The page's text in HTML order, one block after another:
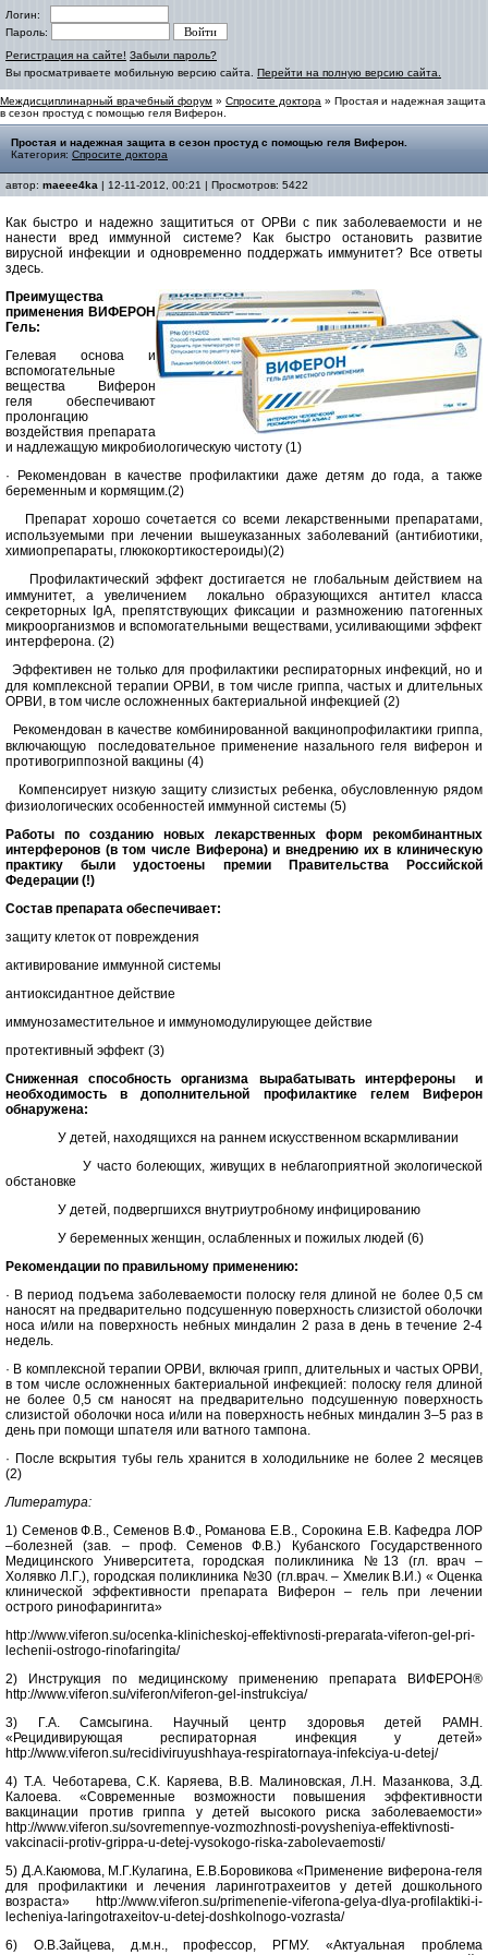
Логин:
Пароль:
Регистрация на сайте! Забыли пароль?
Вы просматриваете мобильную версию сайта. Перейти на полную версию сайта.
Междисциплинарный врачебный форум » Спросите доктора » Простая и надежная защита
в сезон простуд с помощью геля Виферон.
Простая и надежная защита в сезон простуд с помощью геля Виферон.
Категория: Спросите доктора
автор: maeee4ka | 12-11-2012, 00:21 | Просмотров: 5422
Как быстро и надежно защититься от ОРВи с пик заболеваемости и не
нанести вред иммунной системе? Как быстро остановить развитие
вирусной инфекции и одновременно поддержать иммунитет? Все ответы
здесь.
Преимущества
применения ВИФЕРОН
Гель:
Гелевая основа и
вспомогательные
вещества Виферон
геля обеспечивают
пролонгацию
воздействия препарата
и надлежащую микробиологическую чистоту (1)
· Рекомендован в качестве профилактики даже детям до года, а также
беременным и кормящим.(2)
Препарат хорошо сочетается со всеми лекарственными препаратами,
используемыми при лечении вышеуказанных заболеваний (антибиотики,
химиопрепараты, глюкокортикостероиды)(2)
Профилактический эффект достигается не глобальным действием на
иммунитет, а увеличением
локально образующихся антител класса
секреторных IgA, препятствующих фиксации и размножению патогенных
микроорганизмов и вспомогательными веществами, усиливающими эффект
интерферона. (2)
Эффективен не только для профилактики респираторных инфекций, но и
для комплексной терапии ОРВИ, в том числе гриппа, частых и длительных
ОРВИ, в том числе осложненных бактериальной инфекцией (2)
Рекомендован в качестве комбинированной вакцинопрофилактики гриппа,
включающую
последовательное применение назального геля виферон и
противогриппозной вакцины (4)
Компенсирует низкую защиту слизистых ребенка, обусловленную рядом
физиологических особенностей иммунной системы (5)
Работы по созданию новых лекарственных форм рекомбинантных
интерферонов (в том числе Виферона) и внедрению их в клиническую
практику были удостоены премии Правительства Российской
Федерации (!)
Состав препарата обеспечивает:
защиту клеток от повреждения
активирование иммунной системы
антиоксидантное действие
иммунозаместительное и иммуномодулирующее действие
протективный эффект (3)
Сниженная способность организма вырабатывать интерфероны
и
необходимость в дополнительной профилактике гелем Виферон
обнаружена:
У детей, находящихся на раннем искусственном вскармливании
У часто болеющих, живущих в неблагоприятной экологической
обстановке
У детей, подвергшихся внутриутробному инфицированию
У беременных женщин, ослабленных и пожилых людей (6)
Рекомендации по правильному применению:
· В период подъема заболеваемости полоску геля длиной не более 0,5 см
наносят на предварительно подсушенную поверхность слизистой оболочки
носа и/или на поверхность небных миндалин 2 раза в день в течение 2-4
недель.
· В комплексной терапии ОРВИ, включая грипп, длительных и частых ОРВИ,
в том числе осложненных бактериальной инфекцией: полоску геля длиной
не более 0,5 см наносят на предварительно подсушенную поверхность
слизистой оболочки носа и/или на поверхность небных миндалин 3–5 раз в
день при помощи шпателя или ватного тампона.
· После вскрытия тубы гель хранится в холодильнике не более 2 месяцев
(2)
Литература:
1) Семенов Ф.В., Семенов В.Ф., Романова Е.В., Сорокина Е.В. Кафедра ЛОР
–болезней (зав. – проф. Семенов Ф.В.) Кубанского Государственного
Медицинского Университета, городская поликлиника №13 (гл. врач –
Холявко Л.Г.), городская поликлиника №30 (гл.врач. – Хмелик В.И.) « Оценка
клинической эффективности препарата Виферон – гель при лечении
острого ринофарингита»
http://www.viferon.su/ocenka-klinicheskoj-effektivnosti-preparata-viferon-gel-pri-
lechenii-ostrogo-rinofaringita/
2) Инструкция по медицинскому применению препарата ВИФЕРОН®
http://www.viferon.su/viferon/viferon-gel-instrukciya/
3) Г.А. Самсыгина. Научный центр здоровья детей РАМН.
«Рецидивирующая респираторная инфекция у детей»
http://www.viferon.su/recidiviruyushhaya-respiratornaya-infekciya-u-detej/
4) Т.А. Чеботарева, С.К. Каряева, В.В. Малиновская, Л.Н. Мазанкова, З.Д.
Калоева. «Современные возможности повышения эффективности
вакцинации против гриппа у детей высокого риска заболеваемости»
http://www.viferon.su/sovremennye-vozmozhnosti-povysheniya-effektivnosti-
vakcinacii-protiv-grippa-u-detej-vysokogo-riska-zabolevaemosti/
5) Д.А.Каюмова, М.Г.Кулагина, Е.В.Боровикова «Применение виферона-геля
для профилактики и лечения ларинготрахеитов у детей дошкольного
возраста» http://www.viferon.su/primenenie-viferona-gelya-dlya-profilaktiki-i-
lecheniya-laringotraxeitov-u-detej-doshkolnogo-vozrasta/
6) О.В.Зайцева, д.м.н., профессор, РГМУ. «Актуальная проблема